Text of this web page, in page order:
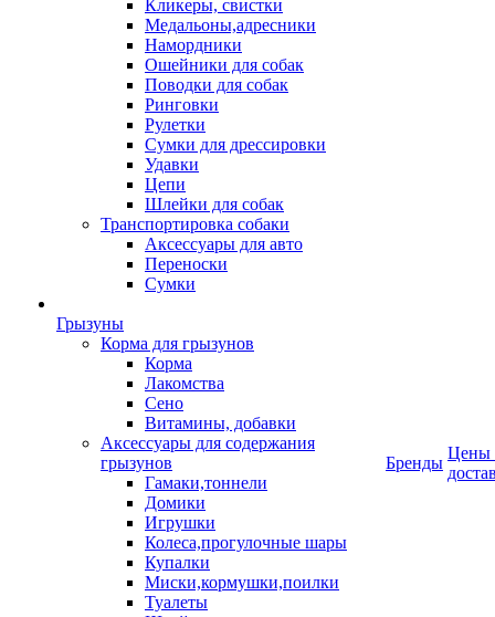
Кликеры, свистки
Медальоны,адресники
Намордники
Ошейники для собак
Поводки для собак
Ринговки
Рулетки
Сумки для дрессировки
Удавки
Цепи
Шлейки для собак
Транспортировка собаки
Аксессуары для авто
Переноски
Сумки
Грызуны
Корма для грызунов
Корма
Лакомства
Сено
Витамины, добавки
Аксессуары для содержания
грызунов
Гамаки,тоннели
Домики
Игрушки
Колеса,прогулочные шары
Купалки
Миски,кормушки,поилки
Туалеты
Бренды
Цены